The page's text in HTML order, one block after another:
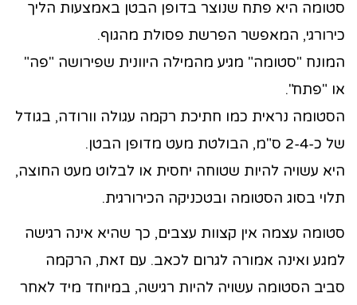
סטומה היא פתח שנוצר בדופן הבטן באמצעות הליך
כירורגי, המאפשר הפרשת פסולת מהגוף.
המונח "סטומה" מגיע מהמילה היוונית שפירושה "פה"
או "פתח".
הסטומה נראית כמו חתיכת רקמה עגולה וורודה, בגודל
של כ-2-4 ס"מ, הבולטת מעט מדופן הבטן.
היא עשויה להיות שטוחה יחסית או לבלוט מעט החוצה,
תלוי בסוג הסטומה ובטכניקה הכירורגית.
סטומה עצמה אין קצוות עצבים, כך שהיא אינה רגישה
למגע ואינה אמורה לגרום לכאב. עם זאת, הרקמה
סביב הסטומה עשויה להיות רגישה, במיוחד מיד לאחר